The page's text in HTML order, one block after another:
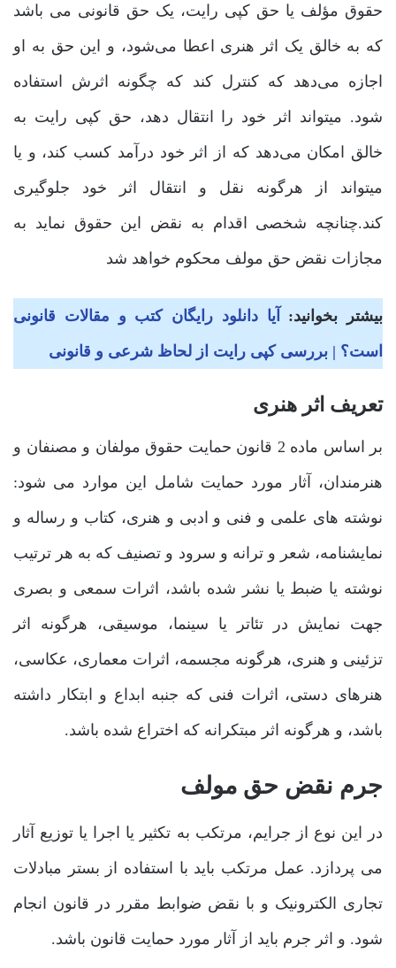
حقوق مؤلف یا حق کپی رایت، یک حق قانونی می باشد
که به خالق یک اثر هنری اعطا می‌شود، و این حق به او
اجازه می‌دهد که کنترل کند که چگونه اثرش استفاده
شود. میتواند اثر خود را انتقال دهد، حق کپی رایت به
خالق امکان می‌دهد که از اثر خود درآمد کسب کند، و یا
میتواند از هرگونه نقل و انتقال اثر خود جلوگیری
کند.چنانچه شخصی اقدام به نقض این حقوق نماید به
مجازات نقض حق مولف محکوم خواهد شد
بیشتر بخوانید:
آیا دانلود رایگان کتب و مقالات قانونی
است؟ | بررسی کپی رایت از لحاظ شرعی و قانونی
تعریف اثر هنری
بر اساس ماده 2 قانون حمایت حقوق مولفان و مصنفان و
هنرمندان، آثار مورد حمایت شامل این موارد می شود:
نوشته های علمی و فنی و ادبی و هنری، کتاب و رساله و
نمایشنامه، شعر و ترانه و سرود و تصنیف که به هر ترتیب
نوشته یا ضبط یا نشر شده باشد، اثرات سمعی و بصری
جهت نمایش در تئاتر یا سینما، موسیقی، هرگونه اثر
تزئینی و هنری، هرگونه مجسمه، اثرات معماری، عکاسی،
هنرهای دستی، اثرات فنی که جنبه ابداع و ابتکار داشته
باشد، و هرگونه اثر مبتکرانه که اختراع شده باشد.
جرم نقض حق مولف
در این نوع از جرایم، مرتکب به تکثیر یا اجرا یا توزیع آثار
می پردازد. عمل مرتکب باید با استفاده از بستر مبادلات
تجاری الکترونیک و با نقض ضوابط مقرر در قانون انجام
شود. و اثر جرم باید از آثار مورد حمایت قانون باشد.